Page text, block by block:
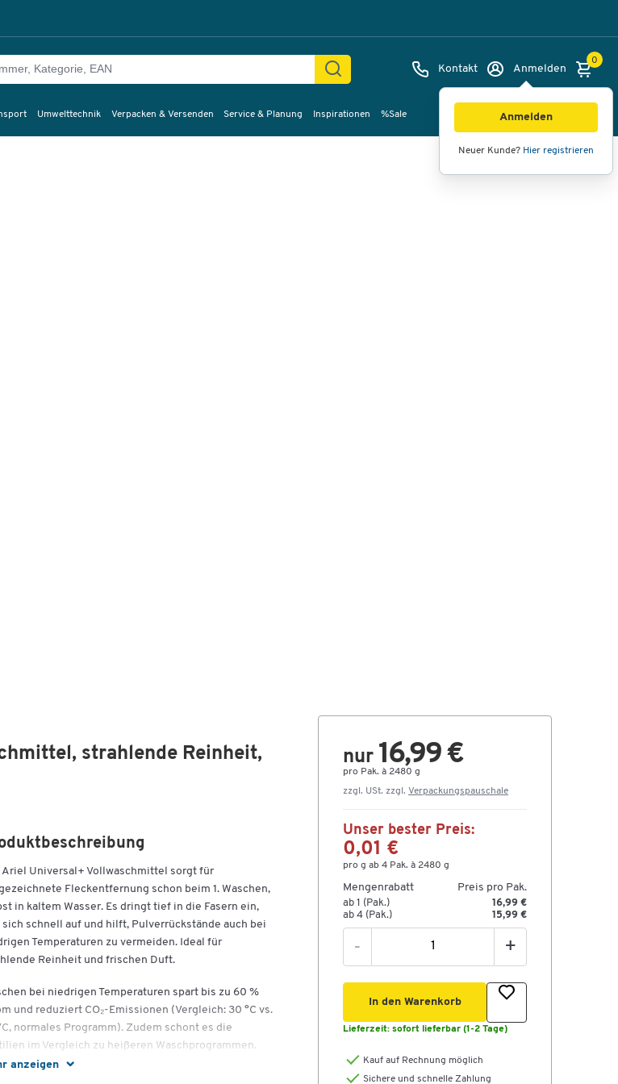
Kontakt Anmelden
Anmelden
Neuer Kunde? Hier registrieren
0
Umwelttechnik Verpacken & Versenden Service & Planung Inspirationen %Sale
strahlende Reinheit,
anzeigen
Ariel Universal+ Vollwaschmittel sorgt für
Fleckentfernung schon beim 1. Waschen,
in kaltem Wasser. Es dringt tief in die Fasern ein,
sich schnell auf und hilft, Pulverrückstände auch bei
Temperaturen zu vermeiden. Ideal für
Reinheit und frischen Duft.
bei niedrigen Temperaturen spart bis zu 60 %
und reduziert CO₂-Emissionen (Vergleich: 30 °C vs.
normales Programm). Zudem schont es die
im Vergleich zu heißeren Waschprogrammen.
in einer recycelbaren Kartonbox aus 80 %
nur 16,99 €
pro Pak. à 2480 g
zzgl. USt. zzgl. Verpackungspauschale
Unser bester Preis:
0,01 €
pro g ab 4 Pak. à 2480 g
Mengenrabatt Preis pro Pak.
ab 1 (Pak.)
16,99 €
ab 4 (Pak.)
15,99 €
- +
In den Warenkorb
Lieferzeit: sofort lieferbar (1-2 Tage)
Kauf auf Rechnung möglich
Sichere und schnelle Zahlung
Bilder Videos 360°-Ansicht